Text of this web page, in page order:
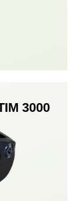
3000